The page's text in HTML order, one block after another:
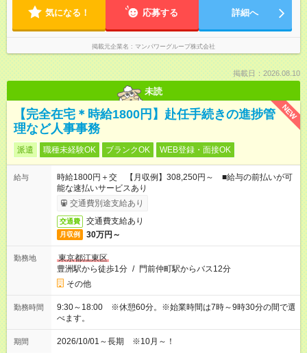
気になる！ 応募する 詳細へ
掲載元企業名 マンパワーグループ株式会社
掲載日：2026.08.10
未読
NEW
【完全在宅＊時給1800円】赴任手続きの進捗管
理など人事事務
派遣 職種未経験OK ブランクOK WEB登録・面接OK
給与
時給1800円＋交 【月収例】308,250円～ ■給与の前払いが可
能な速払いサービスあり
交通費別途支給あり
交通費 交通費支給あり
月収例 30万円～
勤務地
東京都江東区
豊洲駅から徒歩1分 / 門前仲町駅からバス12分
その他
勤務時間
9:30～18:00 ※休憩60分。※始業時間は7時～9時30分の間で選
べます。
期間 2026/10/01～長期 ※10月～！